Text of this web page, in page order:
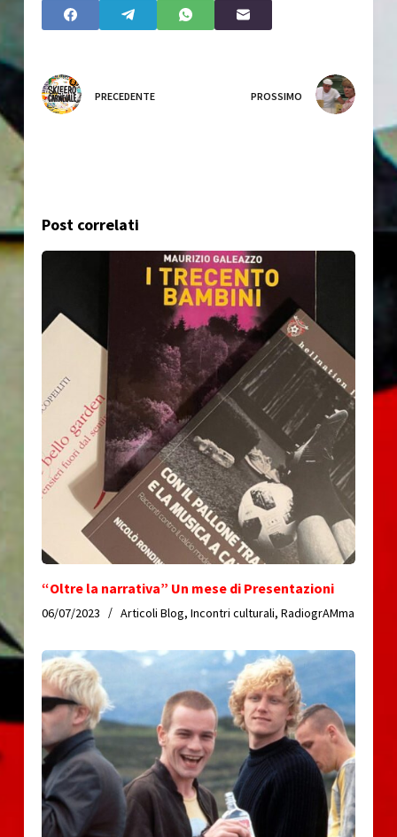
PRECEDENTE PROSSIMO
Post correlati
“Oltre la narrativa” Un mese di Presentazioni
06/07/2023 Articoli Blog, Incontri culturali, RadiogrAMma